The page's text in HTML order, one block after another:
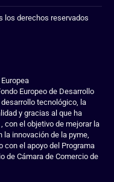
los derechos reservados
Europeo de Desarrollo
tecnológico, la
y gracias al que ha
con el objetivo de mejorar la
innovación de la pyme,
con el apoyo del Programa
de Cámara de Comercio de